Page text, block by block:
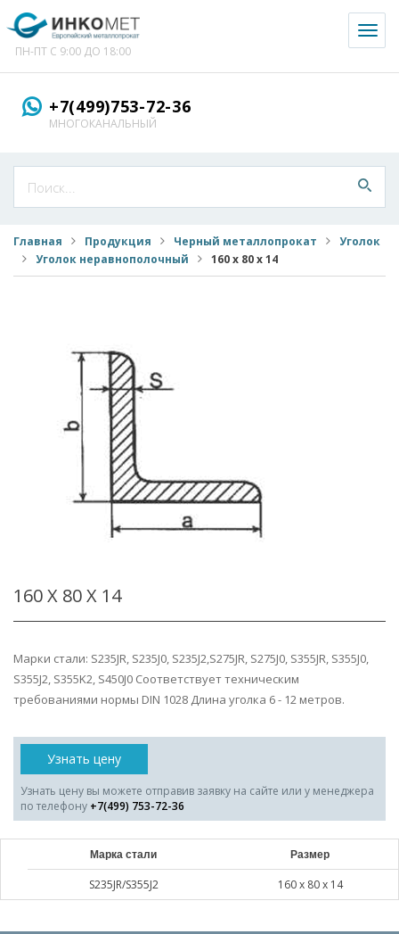
ПН-ПТ С 9:00 ДО 18:00
+7(499)753-72-36
МНОГОКАНАЛЬНЫЙ
Главная Продукция Черный металлопрокат
Уголок
Уголок неравнополочный
160 х 80 х 14
160 Х 80 Х 14
Марки стали: S235JR, S235J0, S235J2,S275JR, S275J0, S355JR, S355J0,
S355J2, S355K2, S450J0 Соответствует техническим
требованиями нормы DIN 1028 Длина уголка 6 - 12 метров.
Узнать цену
Узнать цену вы можете отправив заявку на сайте или у менеджера
по телефону +7(499) 753-72-36
Марка стали Размер
S235JR/S355J2 160 х 80 х 14